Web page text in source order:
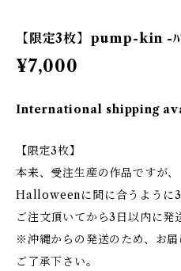
【限定3枚】pump-kin -ﾊ
¥7,000
International shipping
【限定3枚】
本来、受注生産の作品ですが、
Halloweenに間に合うように3
ご注文頂いてから3日以内に発
※沖縄からの発送のため、お届
ご了承下さい。